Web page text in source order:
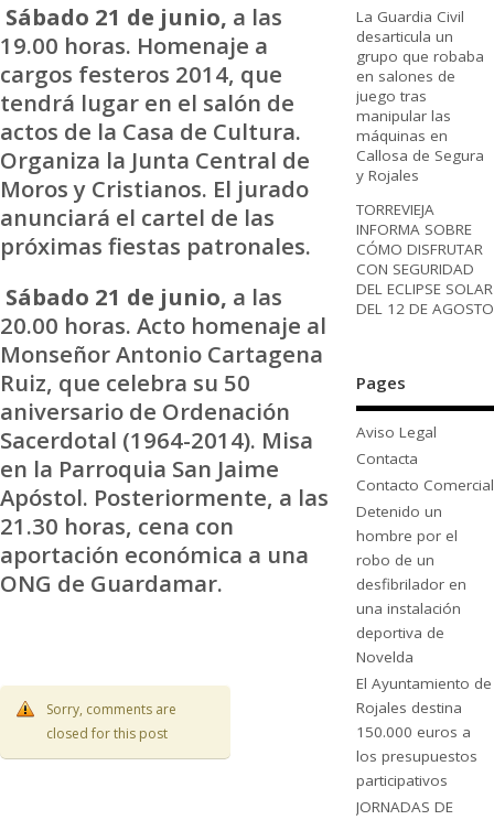
Sábado 21 de junio, a las
19.00 horas. Homenaje a
cargos festeros 2014, que
tendrá lugar en el salón de
actos de la Casa de Cultura.
Organiza la Junta Central de
Moros y Cristianos. El jurado
anunciará el cartel de las
próximas fiestas patronales.
Sábado 21 de junio, a las
20.00 horas. Acto homenaje al
Monseñor Antonio Cartagena
Ruiz, que celebra su 50
aniversario de Ordenación
Sacerdotal (1964-2014). Misa
en la Parroquia San Jaime
Apóstol. Posteriormente, a las
21.30 horas, cena con
aportación económica a una
ONG de Guardamar.
Sorry, comments are
closed for this post
La Guardia Civil
desarticula un
grupo que robaba
en salones de
juego tras
manipular las
máquinas en
Callosa de Segura
y Rojales
TORREVIEJA
INFORMA SOBRE
CÓMO DISFRUTAR
CON SEGURIDAD
DEL ECLIPSE SOLAR
DEL 12 DE AGOSTO
Pages
Aviso Legal
Contacta
Contacto Comercial
Detenido un
hombre por el
robo de un
desfibrilador en
una instalación
deportiva de
Novelda
El Ayuntamiento de
Rojales destina
150.000 euros a
los presupuestos
participativos
JORNADAS DE